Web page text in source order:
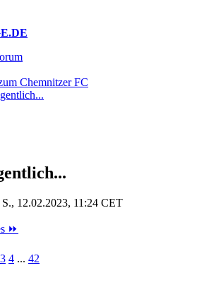
Chemnitzer FC
12.02.2023, 11:24 CET
⏩
3 4 ... 42